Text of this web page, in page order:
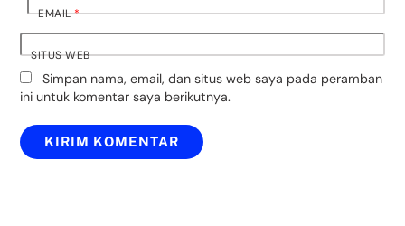
EMAIL*
SITUS WEB
Simpan nama, email, dan situs web saya pada peramban
ini untuk komentar saya berikutnya.